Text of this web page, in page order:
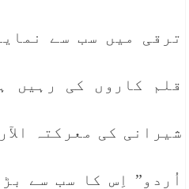
ترقی میں سب سے
قلم کاروں کی رہیں
شیرانی کی معرکتہ
اُردو” اِس کا سب سے